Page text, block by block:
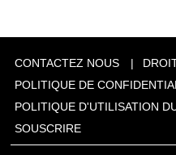
CONTACTEZ NOUS
POLITIQUE DE
POLITIQUE D'UTILISATION
SOUSCRIRE